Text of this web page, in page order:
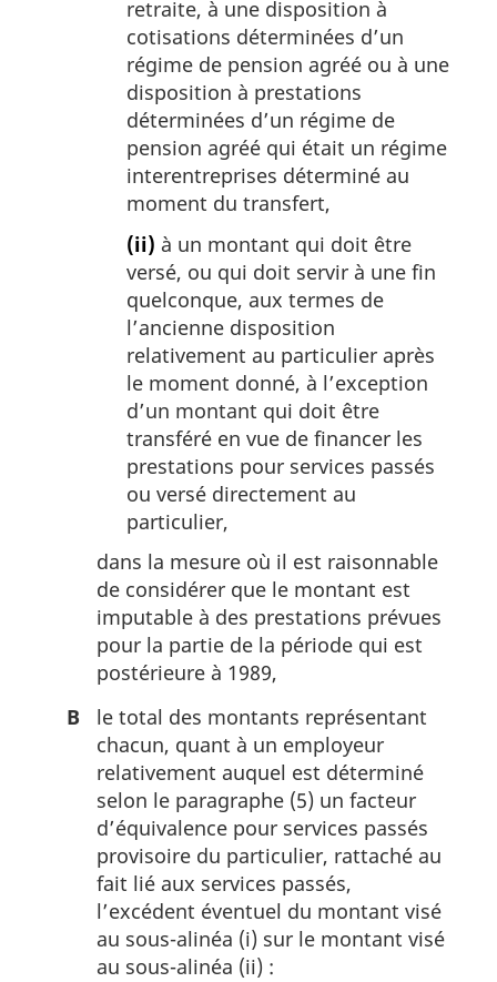
retraite, à une disposition à
cotisations déterminées d’un
régime de pension agréé ou à une
disposition à prestations
déterminées d’un régime de
pension agréé qui était un régime
interentreprises déterminé au
moment du transfert,
(ii) à un montant qui doit être
versé, ou qui doit servir à une fin
quelconque, aux termes de
l’ancienne disposition
relativement au particulier après
le moment donné, à l’exception
d’un montant qui doit être
transféré en vue de financer les
prestations pour services passés
ou versé directement au
particulier,
dans la mesure où il est raisonnable
de considérer que le montant est
imputable à des prestations prévues
pour la partie de la période qui est
postérieure à 1989,
B
le total des montants représentant
chacun, quant à un employeur
relativement auquel est déterminé
selon le paragraphe (5) un facteur
d’équivalence pour services passés
provisoire du particulier, rattaché au
fait lié aux services passés,
l’excédent éventuel du montant visé
au sous-alinéa (i) sur le montant visé
au sous-alinéa (ii) :